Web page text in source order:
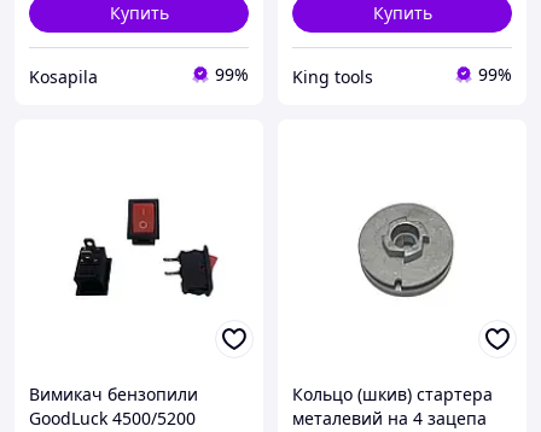
Купить
Kosapila 99%
Купить
King tools 99%
Вимикач бензопили
GoodLuck 4500/5200
Кольцо (шкив) стартера
металевий на 4 зацепа